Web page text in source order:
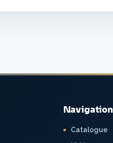
Navigation
Catalogue